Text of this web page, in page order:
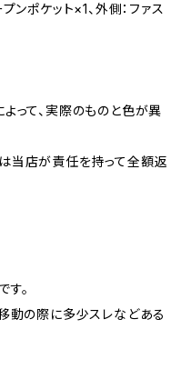
ンポケット×1、外側：ファス
って、実際のものと色が異
当店が責任を持って全額返
。
動の際に多少スレなどある